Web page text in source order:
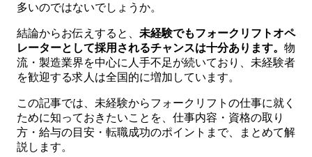
多いのではないでしょうか。
結論からお伝えすると、 未経験でもフォークリフトオペ
レーターとして採用されるチャンスは十分あります。 物
流・製造業界を中心に人手不足が続いており、未経験者
を歓迎する求人は全国的に増加しています。
この記事では、未経験からフォークリフトの仕事に就く
ために知っておきたいことを、仕事内容・資格の取り
方・給与の目安・転職成功のポイントまで、まとめて解
説します。